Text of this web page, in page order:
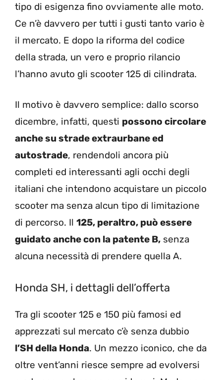
tipo di esigenza fino ovviamente alle moto.
Ce n’è davvero per tutti i gusti tanto vario è
il mercato. E dopo la riforma del codice
della strada, un vero e proprio rilancio
l’hanno avuto gli scooter 125 di cilindrata.
Il motivo è davvero semplice: dallo scorso
dicembre, infatti, questi possono circolare
anche su strade extraurbane ed
autostrade, rendendoli ancora più
completi ed interessanti agli occhi degli
italiani che intendono acquistare un piccolo
scooter ma senza alcun tipo di limitazione
di percorso. Il 125, peraltro, può essere
guidato anche con la patente B, senza
alcuna necessità di prendere quella A.
Honda SH, i dettagli dell’offerta
Tra gli scooter 125 e 150 più famosi ed
apprezzati sul mercato c’è senza dubbio
l’SH della Honda. Un mezzo iconico, che da
oltre vent’anni riesce sempre ad evolversi